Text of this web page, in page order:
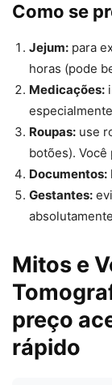
Como se
Jejum: para
horas (pode
Medicações:
Roupas: use
botões).
Documentos:
Gestantes:
Mitos e
preço
rápido